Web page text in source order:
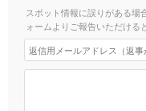
スポット情報に誤りがある場
ォームよりご報告いただける